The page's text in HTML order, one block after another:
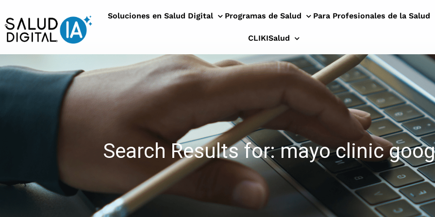
Soluciones en Salud Digital Programas de Salud Para Profesionales de la Salud
CLIKISalud
Search Results for: mayo clinic